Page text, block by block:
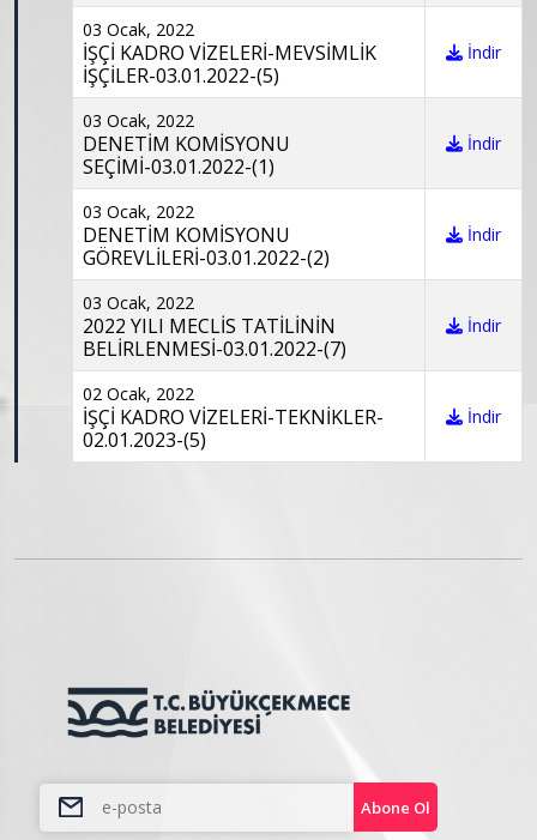
03 Ocak, 2022
İŞÇİ KADRO VİZELERİ-MEVSİMLİK
İŞÇİLER-03.01.2022-(5)
İndir
03 Ocak, 2022
DENETİM KOMİSYONU
SEÇİMİ-03.01.2022-(1)
İndir
03 Ocak, 2022
DENETİM KOMİSYONU
GÖREVLİLERİ-03.01.2022-(2)
İndir
03 Ocak, 2022
2022 YILI MECLİS TATİLİNİN
BELİRLENMESİ-03.01.2022-(7)
İndir
02 Ocak, 2022
İŞÇİ KADRO VİZELERİ-TEKNİKLER-
02.01.2023-(5)
İndir
Abone Ol